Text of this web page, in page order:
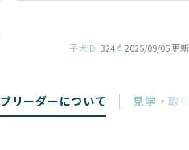
子犬ID 324 2025/09/05 更新
ブリーダーについて 見学・取